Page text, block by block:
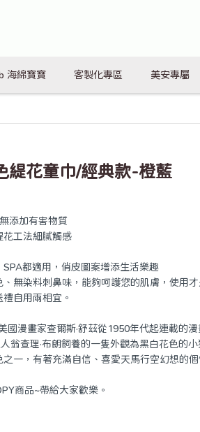
海綿寶寶 客製化專區 美安專屬
緹花童巾/經典款-橙藍
添加有害物質
工法細膩觸感
都適用，俏皮圖案增添生活樂趣
無染料刺鼻味，能夠呵護您的肌膚，使用才
自用兩相宜。
國漫畫家查爾斯·舒茲從1950年代起連載的
翁查理·布朗飼養的一隻外觀為黑白花色的
一，有著充滿自信、喜愛天馬行空幻想的
商品~帶給大家歡樂。